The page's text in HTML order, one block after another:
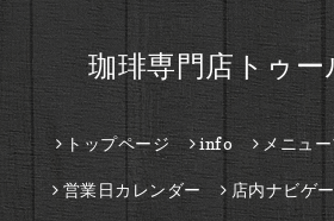
珈琲専門店トゥ
トップページ info メニュ
営業日カレンダー 店内ナビゲ